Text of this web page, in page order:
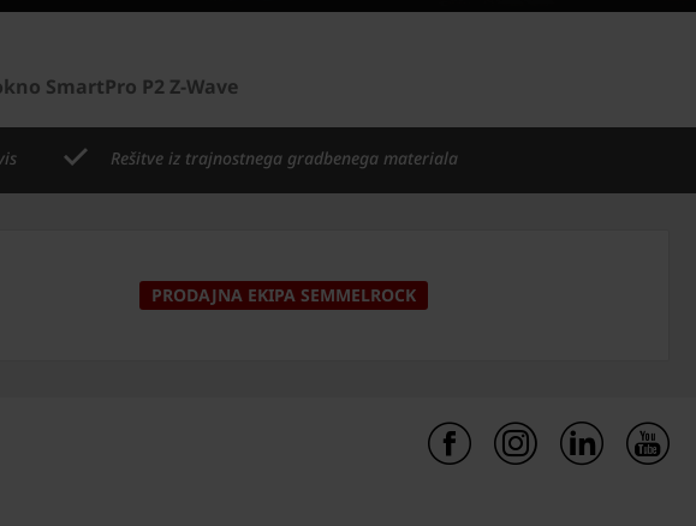
SmartPro P2 Z-Wave
Rešitve iz trajnostnega gradbenega materiala
PRODAJNA EKIPA SEMMELROCK